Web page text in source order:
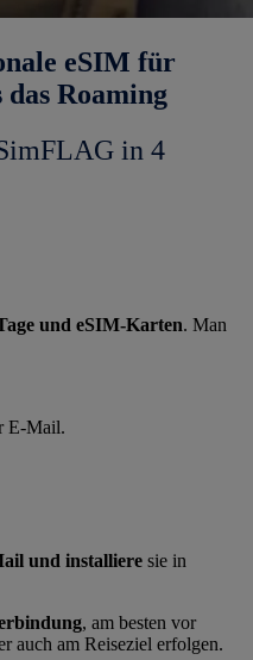
eSIM für
Roaming
in 4
und eSIM-Karten. Man
E-Mail.
und installiere sie in
, am besten vor
auch am Reiseziel erfolgen.